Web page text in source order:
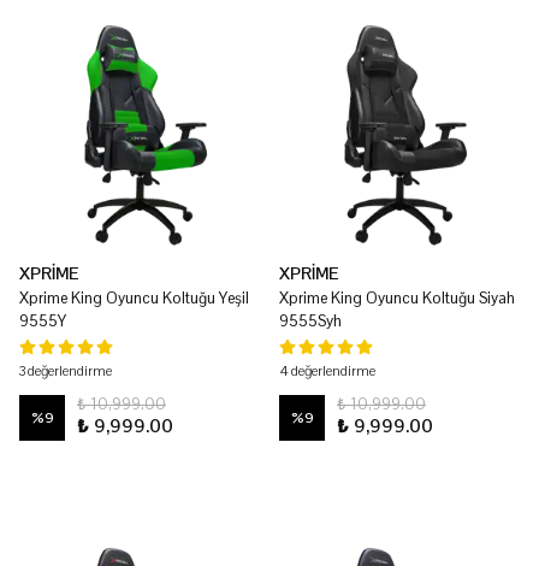
XPRİME
Xprime King Oyuncu Koltuğu Yeşil
9555Y
3 değerlendirme
%9
₺ 10,999.00
₺ 9,999.00
XPRİME
Xprime King Oyuncu Koltuğu Siyah
9555Syh
4 değerlendirme
%9
₺ 10,999.00
₺ 9,999.00